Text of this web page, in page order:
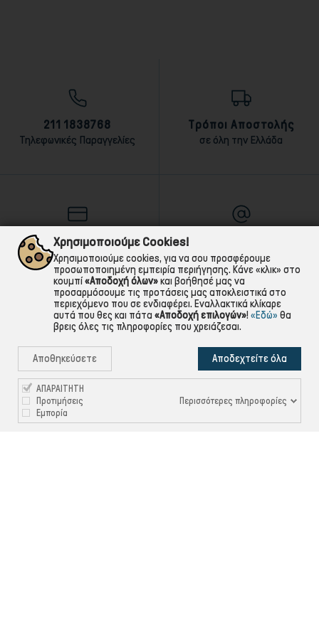
211 1838768
Τηλεφωνικές Παραγγελίες
Τρόποι Αποστολής
σε όλη την Ελλάδα
Τρόποι Πληρωμής
αντικαταβολή,κάρτα,τραπεζική Για ό,τι χρειαστείς!
Χρησιμοποιούμε Cookies!
Χρησιμοποιούμε cookies, για να σου προσφέρουμε
προσωποποιημένη εμπειρία περιήγησης. Κάνε «κλικ» στο
κουμπί«Αποδοχή όλων»και βοήθησέ μας να
προσαρμόσουμε τις προτάσεις μας αποκλειστικά στο
περιεχόμενο που σε ενδιαφέρει. Εναλλακτικά κλίκαρε
αυτά που θες και πάτα «Αποδοχή επιλογών»! «Εδώ» θα
βρεις όλες τις πληροφορίες που χρειάζεσαι.
Αποθηκεύσετε Αποδεχτείτε όλα
ΑΠΑΡΑΙΤΗΤΗ
Προτιμήσεις
Εμπορία
Περισσότερες πληροφορίες